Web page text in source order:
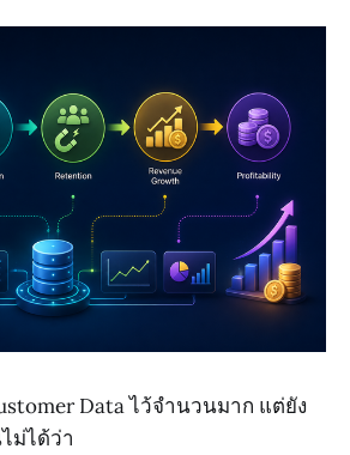
Data ไว้จำนวนมาก แต่ยัง
ม่ได้ว่า